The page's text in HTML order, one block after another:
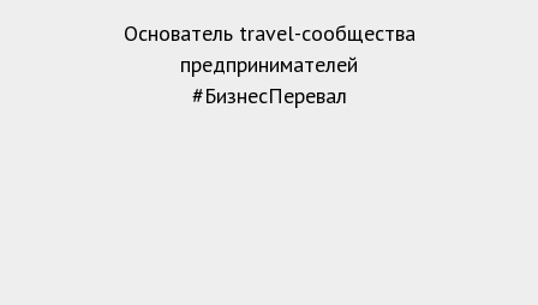
Основатель travel-сообщества
предпринимателей
#БизнесПеревал